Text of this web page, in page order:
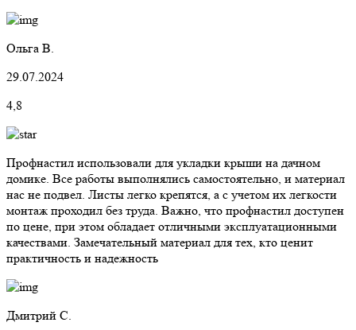
Ольга В.
29.07.2024
4,8
Профнастил использовали для укладки крыши на дачном
домике. Все работы выполнялись самостоятельно, и материал
нас не подвел. Листы легко крепятся, а с учетом их легкости
монтаж проходил без труда. Важно, что профнастил доступен
по цене, при этом обладает отличными эксплуатационными
качествами. Замечательный материал для тех, кто ценит
практичность и надежность
Дмитрий С.